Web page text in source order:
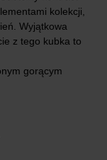
kolekcji,
Wyjątkowa
z tego kubka to
gorącym